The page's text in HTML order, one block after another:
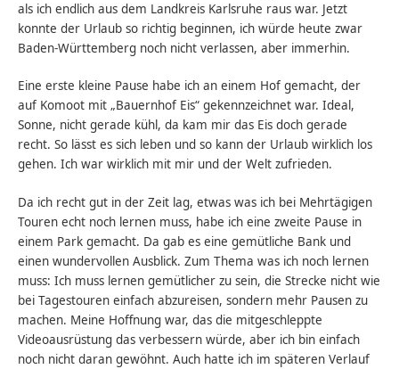
als ich endlich aus dem Landkreis Karlsruhe raus war. Jetzt
konnte der Urlaub so richtig beginnen, ich würde heute zwar
Baden-Württemberg noch nicht verlassen, aber immerhin.
Eine erste kleine Pause habe ich an einem Hof gemacht, der
auf Komoot mit „Bauernhof Eis“ gekennzeichnet war. Ideal,
Sonne, nicht gerade kühl, da kam mir das Eis doch gerade
recht. So lässt es sich leben und so kann der Urlaub wirklich los
gehen. Ich war wirklich mit mir und der Welt zufrieden.
Da ich recht gut in der Zeit lag, etwas was ich bei Mehrtägigen
Touren echt noch lernen muss, habe ich eine zweite Pause in
einem Park gemacht. Da gab es eine gemütliche Bank und
einen wundervollen Ausblick. Zum Thema was ich noch lernen
muss: Ich muss lernen gemütlicher zu sein, die Strecke nicht wie
bei Tagestouren einfach abzureisen, sondern mehr Pausen zu
machen. Meine Hoffnung war, das die mitgeschleppte
Videoausrüstung das verbessern würde, aber ich bin einfach
noch nicht daran gewöhnt. Auch hatte ich im späteren Verlauf